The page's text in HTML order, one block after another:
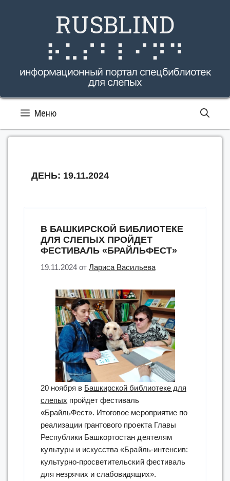
RUSBLIND
⠗⠥⠎⠃⠇⠊⠝⠙
информационный портал спецбиблиотек
для слепых
Меню
ДЕНЬ: 19.11.2024
В БАШКИРСКОЙ БИБЛИОТЕКЕ
ДЛЯ СЛЕПЫХ ПРОЙДЕТ
ФЕСТИВАЛЬ «БРАЙЛЬФЕСТ»
19.11.2024 отЛариса Васильева
20 ноября в Башкирской библиотеке для
слепых пройдет фестиваль
«БрайльФест». Итоговое мероприятие по
реализации грантового проекта Главы
Республики Башкортостан деятелям
культуры и искусства «Брайль-интенсив:
культурно-просветительский фестиваль
для незрячих и слабовидящих».